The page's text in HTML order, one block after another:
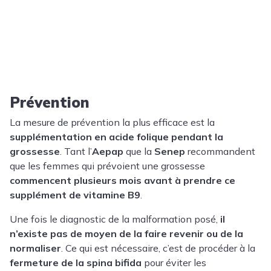
Prévention
La mesure de prévention la plus efficace est la
supplémentation en acide folique pendant la
grossesse. Tant l’Aepap que la Senep recommandent
que les femmes qui prévoient une grossesse
commencent plusieurs mois avant à prendre ce
supplément de vitamine B9.
Une fois le diagnostic de la malformation posé, il
n’existe pas de moyen de la faire revenir ou de la
normaliser. Ce qui est nécessaire, c’est de procéder à la
fermeture de la spina bifida pour éviter les